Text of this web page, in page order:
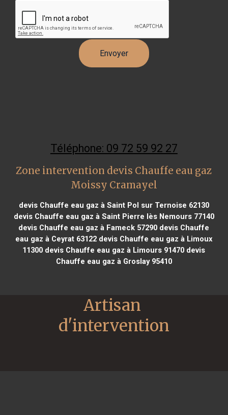
Téléphone: 09 72 59 92 27
Zone intervention devis Chauffe eau gaz
Moissy Cramayel
devis Chauffe eau gaz à Saint Pol sur Ternoise 62130
devis Chauffe eau gaz à Saint Pierre lès Nemours 77140
devis Chauffe eau gaz à Fameck 57290 devis Chauffe
eau gaz à Ceyrat 63122 devis Chauffe eau gaz à Limoux
11300 devis Chauffe eau gaz à Limours 91470 devis
Chauffe eau gaz à Groslay 95410
Artisan
d'intervention